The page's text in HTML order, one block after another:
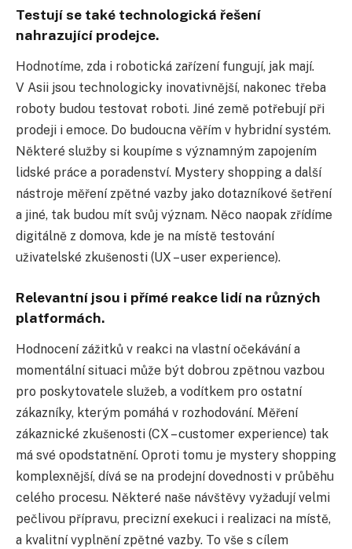
Testují se také technologická řešení
nahrazující prodejce.
Hodnotíme, zda i robotická zařízení fungují, jak mají.
V Asii jsou technologicky inovativnější, nakonec třeba
roboty budou testovat roboti. Jiné země potřebují při
prodeji i emoce. Do budoucna věřím v hybridní systém.
Některé služby si koupíme s významným zapojením
lidské práce a poradenství. Mystery shopping a další
nástroje měření zpětné vazby jako dotazníkové šetření
a jiné, tak budou mít svůj význam. Něco naopak zřídíme
digitálně z domova, kde je na místě testování
uživatelské zkušenosti (UX – user experience).
Relevantní jsou i přímé reakce lidí na různých
platformách.
Hodnocení zážitků v reakci na vlastní očekávání a
momentální situaci může být dobrou zpětnou vazbou
pro poskytovatele služeb, a vodítkem pro ostatní
zákazníky, kterým pomáhá v rozhodování. Měření
zákaznické zkušenosti (CX – customer experience) tak
má své opodstatnění. Oproti tomu je mystery shopping
komplexnější, dívá se na prodejní dovednosti v průběhu
celého procesu. Některé naše návštěvy vyžadují velmi
pečlivou přípravu, precizní exekuci i realizaci na místě,
a kvalitní vyplnění zpětné vazby. To vše s cílem